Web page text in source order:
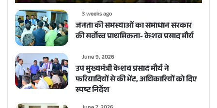
3 weeks ago
जनता की समस्याओं का समाधान सरकार
की सर्वाेच्च प्राथमिकता- केशव प्रसाद मौर्य
June 9, 2026
उप मुख्यमंत्री केशव प्रसाद मौर्य ने
फरियादियों से की भेंट, अधिकारियों को दिए
स्पष्ट निर्देश